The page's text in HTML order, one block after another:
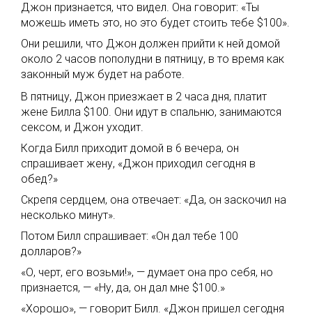
Джон признается, что видел. Она говорит: «Ты
можешь иметь это, но это будет стоить тебе $100».
Они решили, что Джон должен прийти к ней домой
около 2 часов пополудни в пятницу, в то время как
законный муж будет на работе.
В пятницу, Джон приезжает в 2 часа дня, платит
жене Билла $100. Они идут в спальню, занимаются
сексом, и Джон уходит.
Когда Билл приходит домой в 6 вечера, он
спрашивает жену, «Джон приходил сегодня в
обед?»
Скрепя сердцем, она отвечает: «Да, он заскочил на
несколько минут».
Потом Билл спрашивает: «Он дал тебе 100
долларов?»
«О, черт, его возьми!», — думает она про себя, но
признается, — «Ну, да, он дал мне $100.»
«Хорошо», — говорит Билл. «Джон пришел сегодня